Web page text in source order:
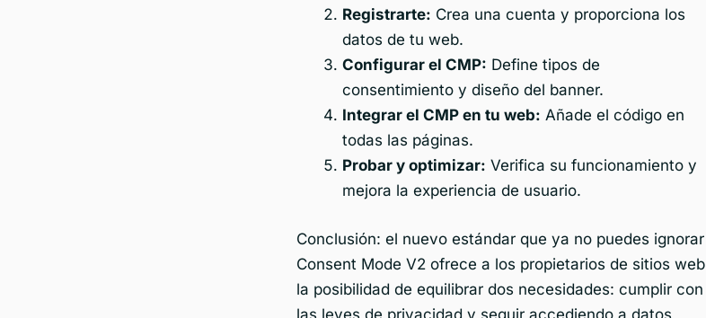
Registrarte: Crea una cuenta y proporciona los
datos de tu web.
Configurar el CMP: Define tipos de
consentimiento y diseño del banner.
Integrar el CMP en tu web: Añade el código en
todas las páginas.
Probar y optimizar: Verifica su funcionamiento y
mejora la experiencia de usuario.
Conclusión: el nuevo estándar que ya no puedes ignorar
Consent Mode V2 ofrece a los propietarios de sitios web
la posibilidad de equilibrar dos necesidades: cumplir con
las leyes de privacidad y seguir accediendo a datos